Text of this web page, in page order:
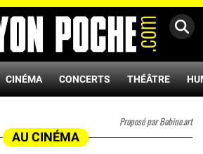
CINÉMA CONCERTS THÉÂTRE
Proposé par Bobine.art
AU CINÉMA